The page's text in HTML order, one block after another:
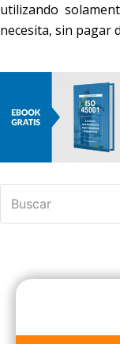
utilizando
necesita, sin pagar